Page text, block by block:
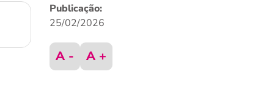
Publicação:
25/02/2026
A - A +